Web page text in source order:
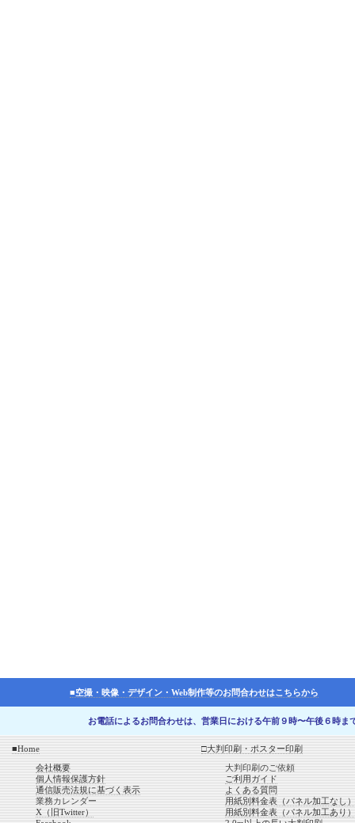
■空撮・映像・デザイン・Web制作等のお問合わせはこちらから
お電話によるお問合わせは、営業日における午前９時〜午後６時
■Home
会社概要
個人情報保護方針
通信販売法規に基づく表示
業務カレンダー
X（旧Twitter）
□大判印刷・ポスター印刷
大判印刷のご依頼
ご利用ガイド
よくある質問
用紙別料金表（パネル加工なし）
用紙別料金表（パネル加工あり）